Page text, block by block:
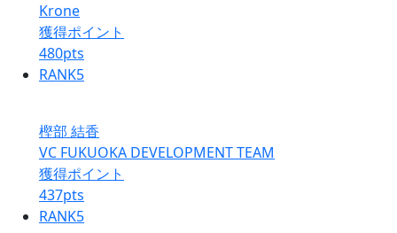
Krone
獲得ポイント
480pts
RANK5
樫部 結香
VC FUKUOKA DEVELOPMENT TEAM
獲得ポイント
437pts
RANK5